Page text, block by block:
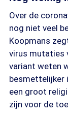
Over de
nog niet veel
Koopmans
virus mutaties
variant weten
besmettelijker
een groot
zijn voor de